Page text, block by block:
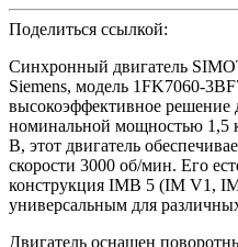
Поделиться ссылкой:
Синхронный двигатель
Siemens, модель 1FK7060-
высокоэффективное решение
номинальной мощностью 1,5
В, этот двигатель
скорости 3000 об/мин. Его
конструкция IMB 5 (IM V1,
универсальным для
Двигатель оснащен